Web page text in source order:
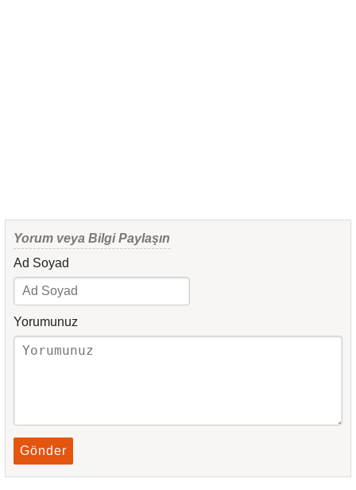
Yorum veya Bilgi Paylaşın
Ad Soyad
Yorumunuz
Gönder